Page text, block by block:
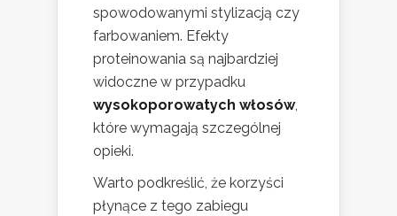
spowodowanymi stylizacją czy
farbowaniem. Efekty
proteinowania są najbardziej
widoczne w przypadku
wysokoporowatych włosów,
które wymagają szczególnej
opieki.
Warto podkreślić, że korzyści
płynące z tego zabiegu